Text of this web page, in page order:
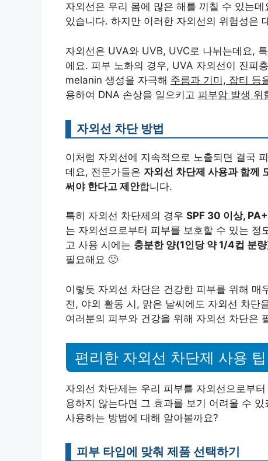
자외선은 우리 몸에 많은 해를 끼칠 수 있는데
있습니다. 하지만 이러한 자외선의 위험성은
자외선은 UVA와 UVB, UVC로 나뉘는데요,
에요. 피부 노화의 경우, UVA 자외선이 진피
melanin 생성을 자극해 주름과 기미, 잡티 등
용하여 DNA 손상을 일으키고 피부암 발생 위
자외선 차단 방법
이처럼 자외선에 지속적으로 노출되면 결국
데요, 전문가들은 자외선 차단제 사용과 함께
써야 한다고 제안합니다.
특히 자외선 차단제의 경우 SPF 30 이상,
는 자외선으로부터 피부를 보호할 수 있는 정
고 사용 시에는 충분한 양(1인당 약 1/4컵 분
필요해요 🙂
이렇듯 자외선 차단은 건강한 피부를 위해
전, 야외 활동 시, 맑은 날씨에도 자외선 차단
여러분의 피부와 건강을 위해 자외선 차단은
편리한 자외선 차단제 사용 팁
자외선 차단제는 우리 피부를 자외선으로부
용하지 않는다면 그 효과를 보기 어려울 수
사용하는 방법에 대해 알아볼까요?
피부 타입에 맞춰 제품 선택하기